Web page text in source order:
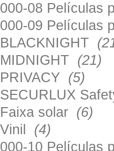
000-08 Películas
000-09 Películas
BLACKNIGHT
MIDNIGHT (21)
PRIVACY (5)
SECURLUX
Faixa solar (6)
Vinil (4)
000-10 Películas